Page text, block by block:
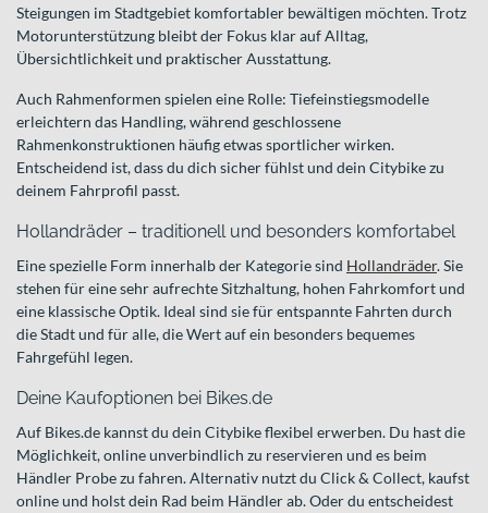
Steigungen im Stadtgebiet komfortabler bewältigen möchten. Trotz
Motorunterstützung bleibt der Fokus klar auf Alltag,
Übersichtlichkeit und praktischer Ausstattung.
Auch Rahmenformen spielen eine Rolle: Tiefeinstiegsmodelle
erleichtern das Handling, während geschlossene
Rahmenkonstruktionen häufig etwas sportlicher wirken.
Entscheidend ist, dass du dich sicher fühlst und dein Citybike zu
deinem Fahrprofil passt.
Hollandräder – traditionell und besonders komfortabel
Eine spezielle Form innerhalb der Kategorie sind Hollandräder. Sie
stehen für eine sehr aufrechte Sitzhaltung, hohen Fahrkomfort und
eine klassische Optik. Ideal sind sie für entspannte Fahrten durch
die Stadt und für alle, die Wert auf ein besonders bequemes
Fahrgefühl legen.
Deine Kaufoptionen bei Bikes.de
Auf Bikes.de kannst du dein Citybike flexibel erwerben. Du hast die
Möglichkeit, online unverbindlich zu reservieren und es beim
Händler Probe zu fahren. Alternativ nutzt du Click & Collect, kaufst
online und holst dein Rad beim Händler ab. Oder du entscheidest